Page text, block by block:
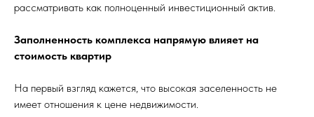
рассматривать как полноценный инвестиционный актив.
Заполненность комплекса напрямую влияет на
стоимость квартир
На первый взгляд кажется, что высокая заселенность не
имеет отношения к цене недвижимости.